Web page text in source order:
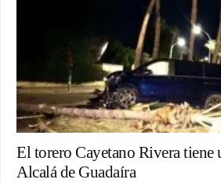
El torero Cayetano Rivera tiene
Alcalá de Guadaíra